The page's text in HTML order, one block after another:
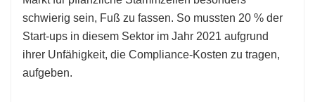
schwierig sein, Fuß zu fassen. So mussten 20 % der
Start-ups in diesem Sektor im Jahr 2021 aufgrund
ihrer Unfähigkeit, die Compliance-Kosten zu tragen,
aufgeben.